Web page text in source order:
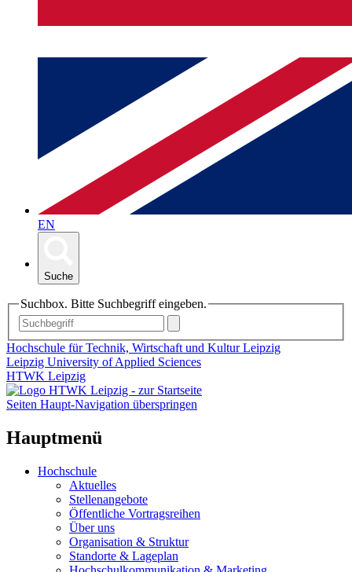
EN
Suche
Suchbox. Bitte Suchbegriff eingeben.
Hochschule für Technik, Wirtschaft und Kultur Leipzig
Leipzig University of Applied Sciences
HTWK Leipzig
Seiten Haupt-Navigation überspringen
Hauptmenü
Hochschule
Aktuelles
Stellenangebote
Öffentliche Vortragsreihen
Über uns
Organisation & Struktur
Standorte & Lageplan